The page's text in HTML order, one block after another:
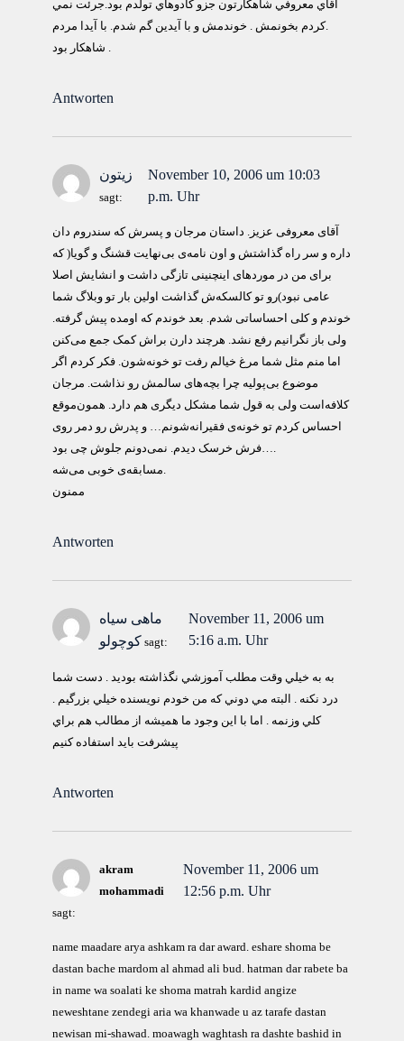
آقاي معروفي شاهكارتون جزو كادوهاي تولدم بود.جرئت نمي
كردم بخونمش . خوندمش و با آيدين گم شدم. با آيدا مردم.
Antworten
زيتون
sagt:
November 10, 2006 um 10:03
p.m. Uhr
آقای معروفی عزیز. داستان مرجان و پسرش که سندروم دان
داره و سر راه گذاشتش و اون نامه‌ی بی‌نهایت قشنگ و گویا( که
برای من در موردهای اینچنینی تازگی داشت و انشایش اصلا
عامی نبود)رو تو کالسکه‌ش گذاشت اولین بار تو وبلاگ شما
خوندم و کلی احساساتی شدم. بعد خوندم که اومده پیش گرفته.
ولی باز نگرانیم رفع نشد. هرچند دارن براش کمک جمع می‌کنن
اما منم مثل شما مرغ خیالم رفت تو خونه‌شون. فکر کردم اگر
موضوع بی‌پولیه چرا بچه‌های سالمش رو نذاشت. مرجان
کلافه‌است ولی به قول شما مشکل دیگری هم دارد. همون‌موقع
احساس کردم تو خونه‌ی فقیرانه‌شونم… و پدرش رو دمر روی
فرش خرسک دیدم. نمی‌دونم جلوش چی بود….
مسابقه‌ی خوبی می‌شه.
ممنون
Antworten
ماهی سیاه
کوچولو sagt:
November 11, 2006 um
5:16 a.m. Uhr
به به خيلي وقت مطلب آموزشي نگذاشته بوديد . دست شما
درد نكنه . البته مي دوني كه من خودم نويسنده خيلي بزرگيم .
كلي وزنمه . اما با اين وجود ما هميشه از مطالب هم براي
پيشرفت بايد استفاده كنيم
Antworten
akram
mohammadi
sagt:
November 11, 2006 um
12:56 p.m. Uhr
name maadare arya ashkam ra dar award. eshare shoma be
dastan bache mardom al ahmad ali bud. hatman dar rabete ba
in name wa soalati ke shoma matrah kardid angize
neweshtane zendegi aria wa khanwade u az tarafe dastan
newisan mi-shawad. moawagh waghtash ra dashte bashid in